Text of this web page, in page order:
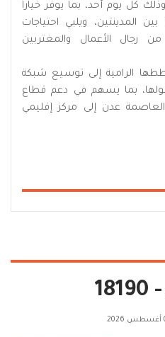
كل يوم أحد، بما يوفر خياراً
المدينتين، ويلبي احتياجات
رجال الأعمال والمغتربين
الرامية إلى توسيع شبكة
بما يسهم في دعم قطاع
عدن إلى مركز إقليمي